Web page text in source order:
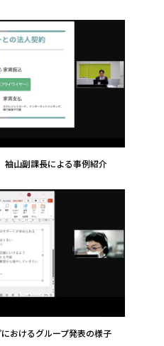
山副課長による事例紹介
おけるグループ発表の様子